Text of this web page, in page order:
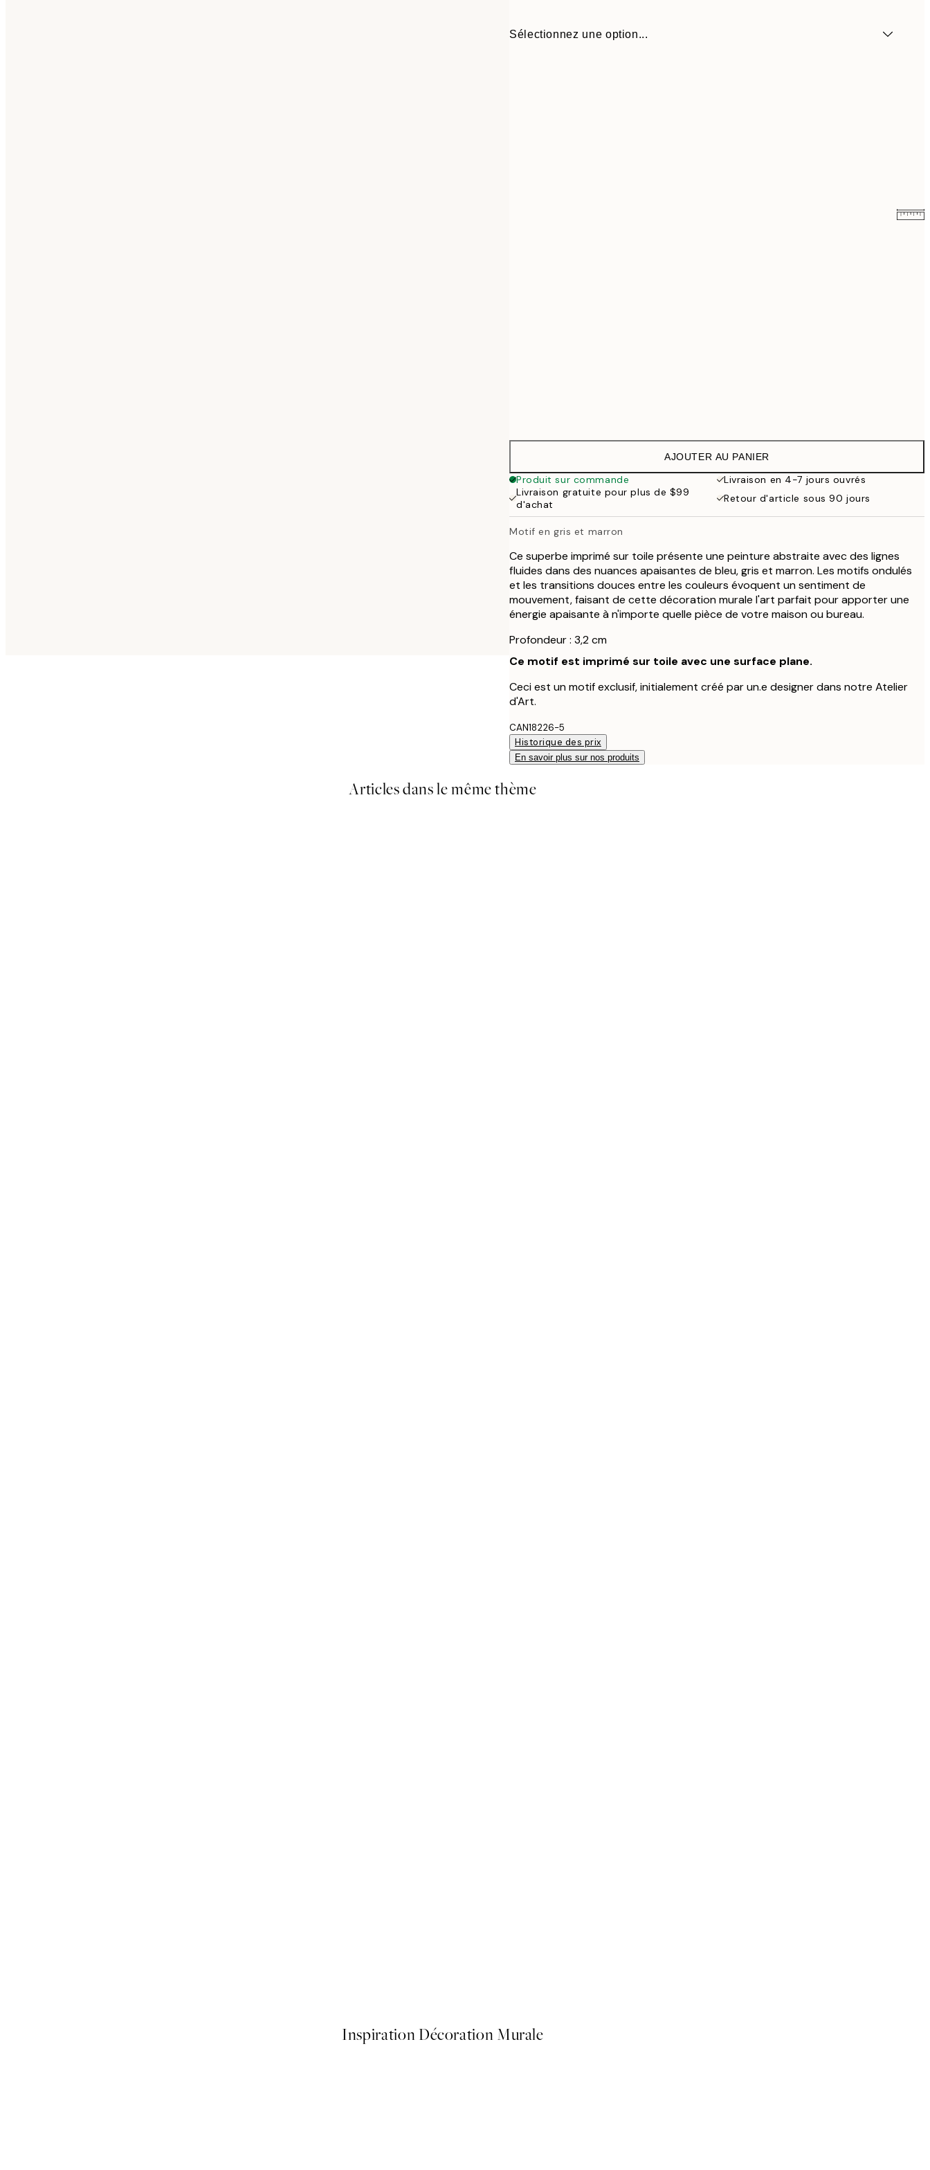
Sélectionnez une option...
AJOUTER AU PANIER
Produit sur commande
Livraison en 4-7 jours ouvrés
Livraison gratuite pour plus de $99
d'achat
Retour d'article sous 90 jours
Motif en gris et marron
Ce superbe imprimé sur toile présente une peinture abstraite avec des lignes
fluides dans des nuances apaisantes de bleu, gris et marron. Les motifs ondulés
et les transitions douces entre les couleurs évoquent un sentiment de
mouvement, faisant de cette décoration murale l'art parfait pour apporter une
énergie apaisante à n'importe quelle pièce de votre maison ou bureau.
Profondeur : 3,2 cm
Ce motif est imprimé sur toile avec une surface plane.
Ceci est un motif exclusif, initialement créé par un.e designer dans notre Atelier
d'Art.
CAN18226-5
Historique des prix
En savoir plus sur nos produits
Articles dans le même thème
Inspiration Décoration Murale